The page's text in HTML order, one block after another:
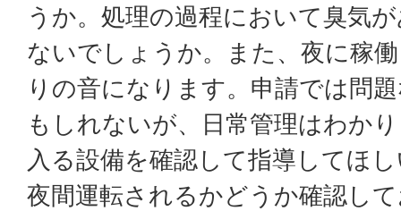
うか。処理の過程において臭気
ないでしょうか。また、夜に稼
りの音になります。申請では問
もしれないが、日常管理はわか
入る設備を確認して指導してほ
夜間運転されるかどうか確認し